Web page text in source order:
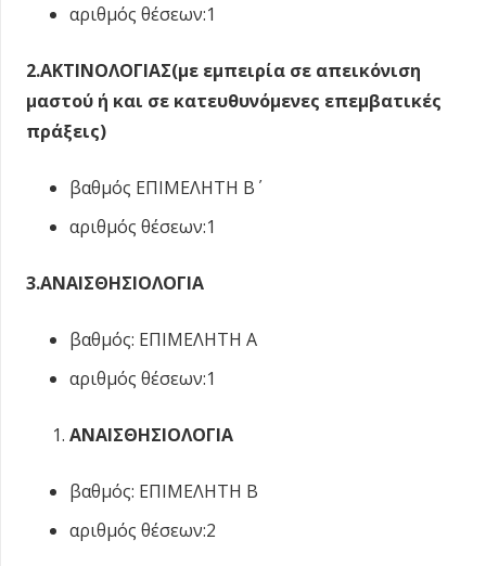
αριθμός θέσεων:1
2.ΑΚΤΙΝΟΛΟΓΙΑΣ(με εμπειρία σε απεικόνιση
μαστού ή και σε κατευθυνόμενες επεμβατικές
πράξεις)
βαθμός ΕΠΙΜΕΛΗΤΗ Β΄
αριθμός θέσεων:1
3.ΑΝΑΙΣΘΗΣΙΟΛΟΓΙΑ
βαθμός: ΕΠΙΜΕΛΗΤΗ Α
αριθμός θέσεων:1
ΑΝΑΙΣΘΗΣΙΟΛΟΓΙΑ
βαθμός: ΕΠΙΜΕΛΗΤΗ Β
αριθμός θέσεων:2